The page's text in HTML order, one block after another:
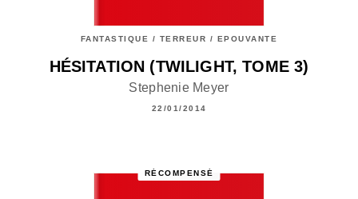
FANTASTIQUE / TERREUR / EPOUVANTE
HÉSITATION (TWILIGHT, TOME 3)
Stephenie Meyer
22/01/2014
RÉCOMPENSÉ